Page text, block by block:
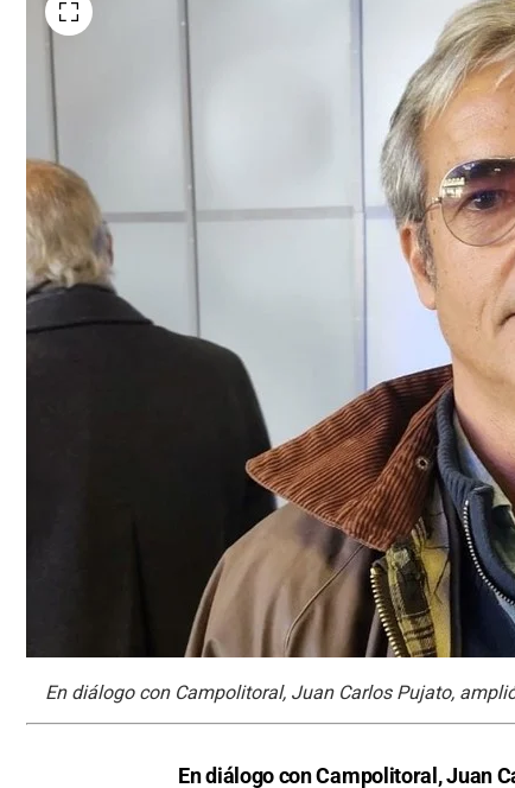
En diálogo con Campolitoral, Juan Carlos Pujato,
En diálogo con Campolitoral, Juan